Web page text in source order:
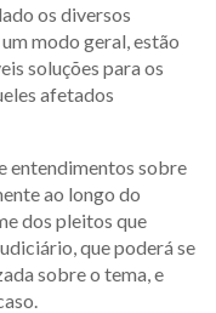
os diversos
modo geral, estão
soluções para os
afetados
entendimentos sobre
ao longo do
dos pleitos que
que poderá se
sobre o tema, e